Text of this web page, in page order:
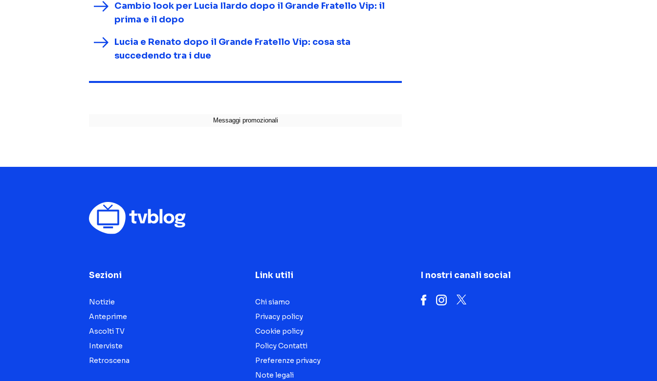
Cambio look per Lucia Ilardo dopo il Grande Fratello Vip: il
prima e il dopo
Lucia e Renato dopo il Grande Fratello Vip: cosa sta
succedendo tra i due
Sezioni
Notizie
Anteprime
Ascolti TV
Interviste
Retroscena
Link utili
Chi siamo
Privacy policy
Cookie policy
Policy Contatti
Preferenze privacy
Note legali
I nostri canali social